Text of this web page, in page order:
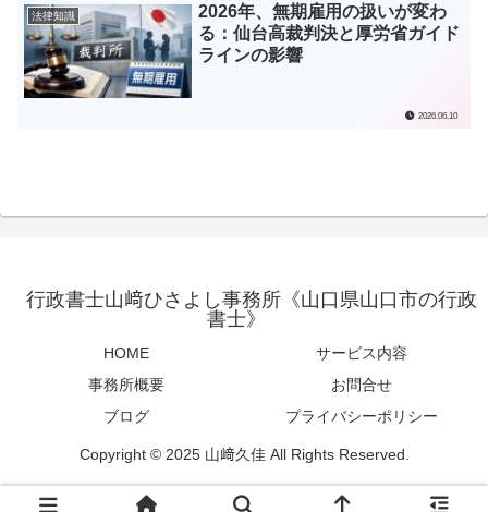
法律知識
2026年、無期雇用の扱いが変わ
る：仙台高裁判決と厚労省ガイド
ラインの影響
2026.06.10
行政書士山﨑ひさよし事務所《山口県山口市の行政
書士》
HOME
サービス内容
事務所概要
お問合せ
ブログ
プライバシーポリシー
Copyright © 2025 山﨑久佳 All Rights Reserved.